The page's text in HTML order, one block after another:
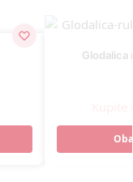
Glodalica